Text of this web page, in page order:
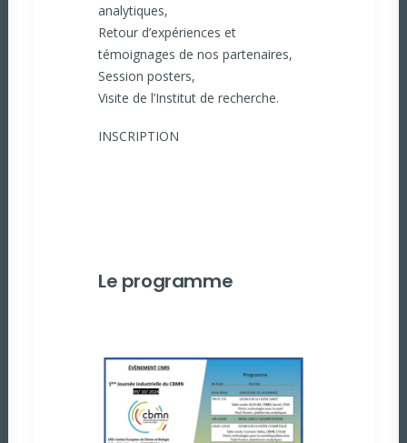
analytiques,
Retour d’expériences et
témoignages de nos partenaires,
Session posters,
Visite de l’Institut de recherche.
INSCRIPTION
Le programme